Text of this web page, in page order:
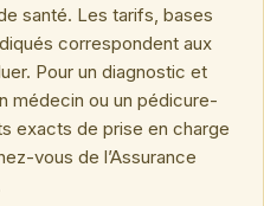
santé. Les tarifs, bases
correspondent aux
Pour un diagnostic et
médecin ou un pédicure-
exacts de prise en charge
vous de l’Assurance